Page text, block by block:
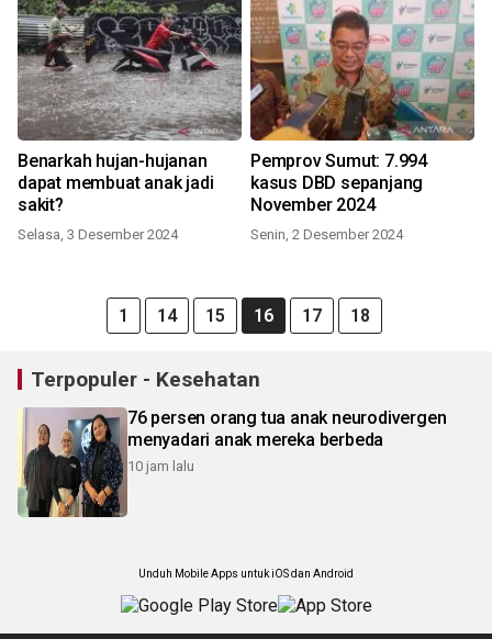
Benarkah hujan-hujanan
dapat membuat anak jadi
sakit?
Selasa, 3 Desember 2024
Pemprov Sumut: 7.994
kasus DBD sepanjang
November 2024
Senin, 2 Desember 2024
1 14 15 16 17 18
Terpopuler - Kesehatan
76 persen orang tua anak neurodivergen
menyadari anak mereka berbeda
10 jam lalu
Unduh Mobile Apps untuk iOS dan Android